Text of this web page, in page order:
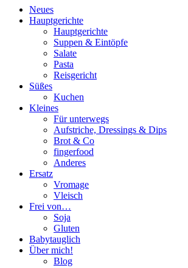
Neues
Hauptgerichte
Hauptgerichte
Suppen & Eintöpfe
Salate
Pasta
Reisgericht
Süßes
Kuchen
Kleines
Für unterwegs
Aufstriche, Dressings & Dips
Brot & Co
fingerfood
Anderes
Ersatz
Vromage
Vleisch
Frei von…
Soja
Gluten
Babytauglich
Über mich!
Blog